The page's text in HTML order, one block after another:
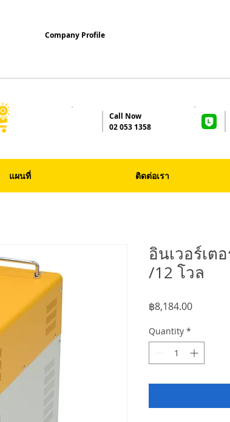
Company Profile
Call Now
02 053 1358
อินเวอร์เต
/12 โวล
฿8,184.00Price
Quantity *
แผนที่ ติดต่อเรา